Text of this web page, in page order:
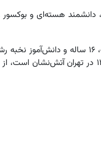
دانشمند هسته‌ای و
«یاسمین باکویی»، 23 ساله و دانشجوی کارشناسی ارشد دانشگاه شریف بود و
سال بعد در کنکور تجربی و در آرزوی پزشک شدن، شرکت کند. حالا مختار باکویی،